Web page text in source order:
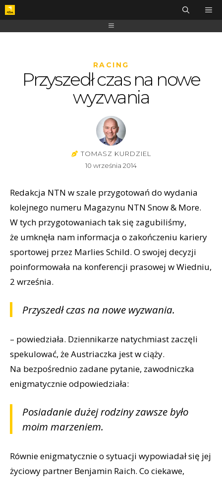
RACING
Przyszedł czas na nowe
wyzwania
TOMASZ KURDZIEL
10 września 2014
Redakcja NTN w szale przygotowań do wydania
kolejnego numeru Magazynu NTN Snow & More.
W tych przygotowaniach tak się zagubiliśmy,
że umknęła nam informacja o zakończeniu kariery
sportowej przez Marlies Schild. O swojej decyzji
poinformowała na konferencji prasowej w Wiedniu,
2 września.
Przyszedł czas na nowe wyzwania.
– powiedziała. Dziennikarze natychmiast zaczęli
spekulować, że Austriaczka jest w ciąży.
Na bezpośrednio zadane pytanie, zawodniczka
enigmatycznie odpowiedziała:
Posiadanie dużej rodziny zawsze było
moim marzeniem.
Równie enigmatycznie o sytuacji wypowiadał się jej
życiowy partner Benjamin Raich. Co ciekawe,